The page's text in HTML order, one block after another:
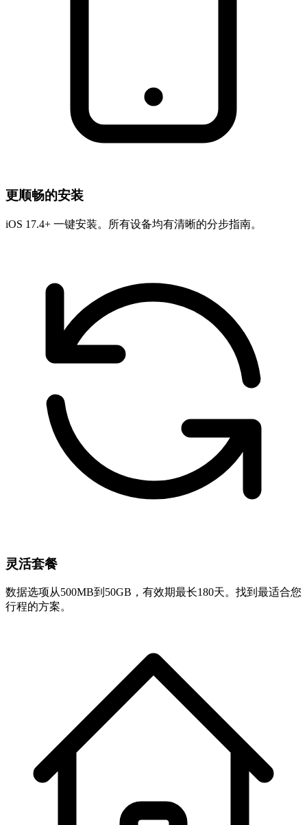
更顺畅的安装
iOS 17.4+ 一键安装。所有设备均有清晰的分步指南。
灵活套餐
数据选项从500MB到50GB，有效期最长180天。找到最适合您
行程的方案。